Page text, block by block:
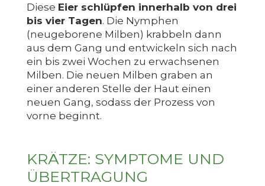
Diese Eier schlüpfen innerhalb von drei
bis vier Tagen. Die Nymphen
(neugeborene Milben) krabbeln dann
aus dem Gang und entwickeln sich nach
ein bis zwei Wochen zu erwachsenen
Milben. Die neuen Milben graben an
einer anderen Stelle der Haut einen
neuen Gang, sodass der Prozess von
vorne beginnt.
KRÄTZE: SYMPTOME UND
ÜBERTRAGUNG